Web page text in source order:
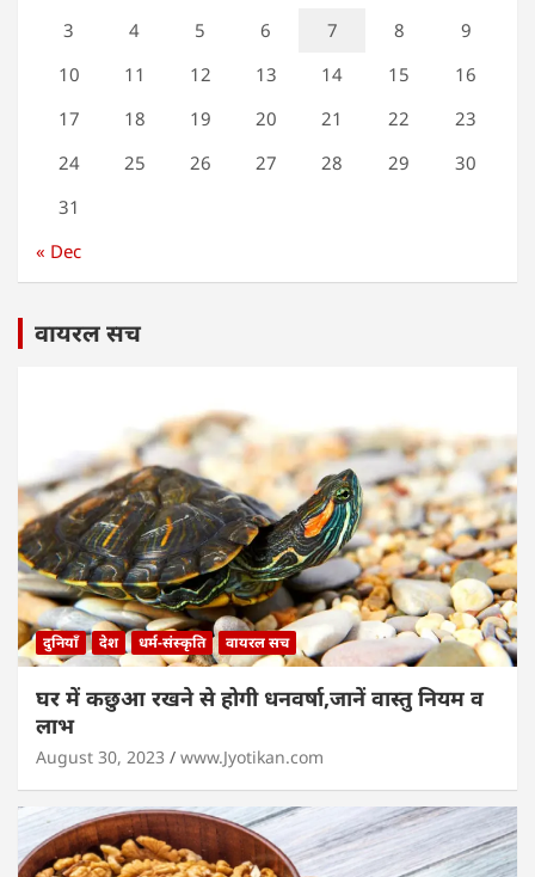
3
4 5 6 7 8
9
10
11 12 13 14 15
16
17
18 19 20 21 22
23
24
25 26 27 28 29
30
31
« Dec
वायरल सच
दुनियाँ देश धर्म-संस्कृति वायरल सच
घर में कछुआ रखने से होगी धनवर्षा,जानें वास्तु नियम व
लाभ
August 30, 2023 www.Jyotikan.com